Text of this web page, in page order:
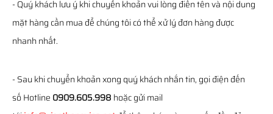
- Quý khách lưu ý khi chuyển khoản vui lòng điền tên và nội dung
mặt hàng cần mua để chúng tôi có thể xử lý đơn hàng được
nhanh nhất.
- Sau khi chuyển khoản xong quý khách nhắn tin, gọi điện đến
số Hotline 0909.605.998 hoặc gửi mail